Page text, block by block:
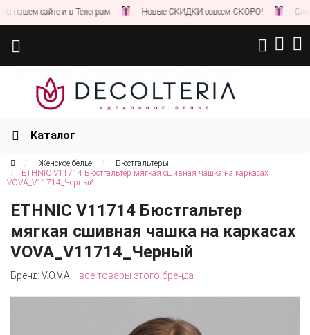
сайте и в Телеграм Новые СКИДКИ совсем СКОРО!
Каталог
Женское белье
Бюстгальтеры
ETHNIC V11714 Бюстгальтер мягкая сшивная чашка на каркасах
VOVA_V11714_Черный
ETHNIC V11714 Бюстгальтер
мягкая сшивная чашка на каркасах
VOVA_V11714_Черный
Бренд: V.O.V.A все товары этого бренда